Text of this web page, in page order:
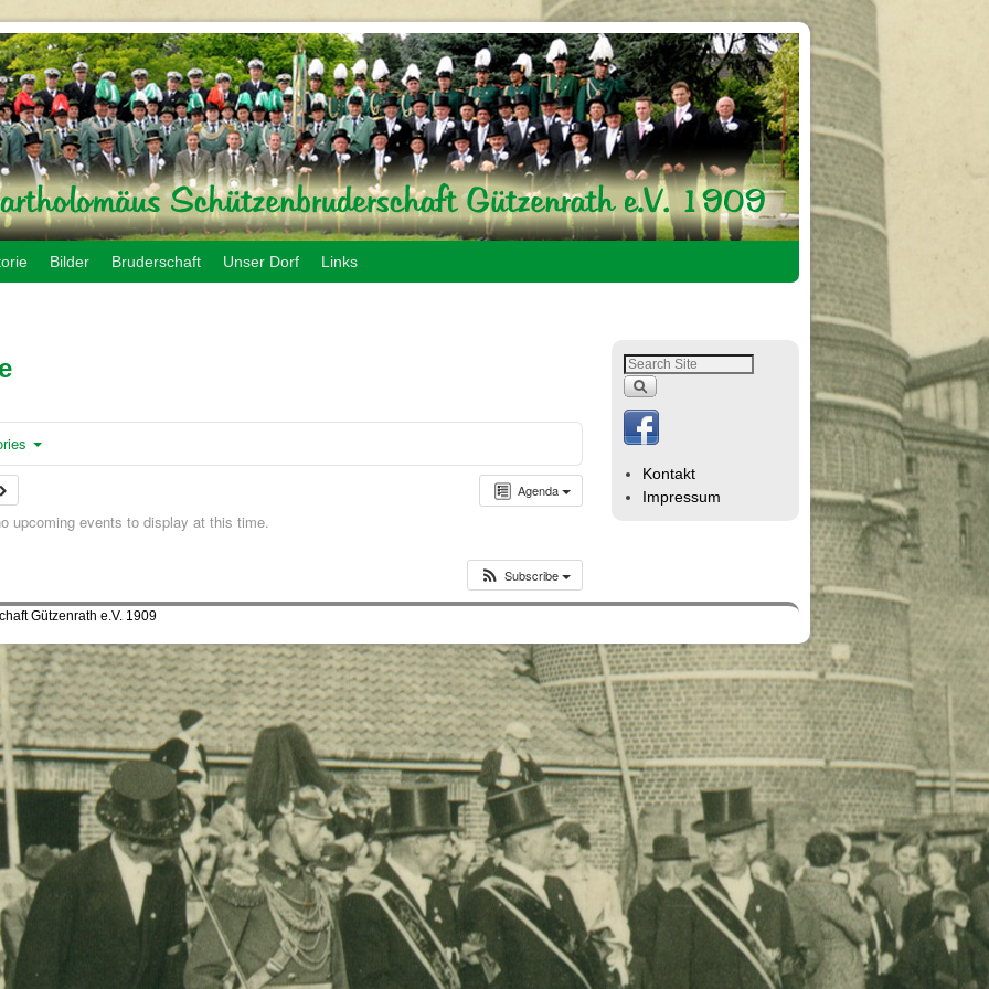
Bilder Bruderschaft Unser Dorf Links
Agenda
upcoming events to display at this time.
Subscribe
Kontakt
Impressum
Gützenrath e.V. 1909